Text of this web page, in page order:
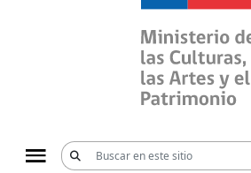
Ministerio de